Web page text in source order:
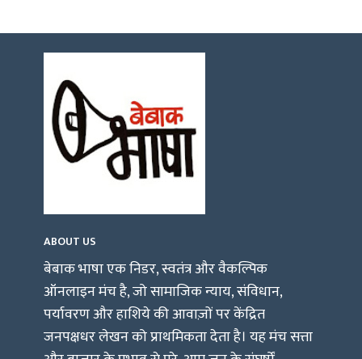
ABOUT US
बेबाक भाषा एक निडर, स्वतंत्र और वैकल्पिक
ऑनलाइन मंच है, जो सामाजिक न्याय, संविधान,
पर्यावरण और हाशिये की आवाज़ों पर केंद्रित
जनपक्षधर लेखन को प्राथमिकता देता है। यह मंच सत्ता